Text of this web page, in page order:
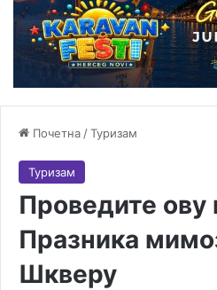
Почетна /Туризам
Туризам
Проведите
Празника
Шкверу